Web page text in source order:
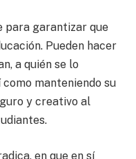
para garantizar que
Pueden hacer
a quién se lo
como manteniendo su
y creativo al
en que en sí